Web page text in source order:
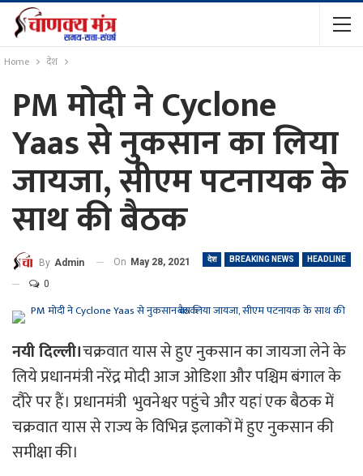
Home देश
PM मोदी ने Cyclone
Yaas से नुकसान का लिया
जायजा, सीएम पटनायक के
साथ की बैठक
देश BREAKING NEWS HEADLINE
By Admin On May 28, 2021
0
नयी दिल्ली।चक्रवात यास से हुए नुकसान का जायजा लेने के
लिये प्रधानमंत्री नरेंद्र मोदी आज ओडिशा और पश्चिम बंगाल के
दौरे पर हैं। प्रधानमंत्री भुवनेश्वर पहुंचे और यहां एक बैठक में
चक्रवात यास से राज्य के विभिन्न इलाकों में हुए नुकसान की
समीक्षा की।